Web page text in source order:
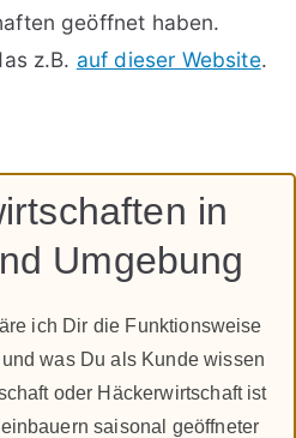
geöffnet haben.
z.B. auf dieser Website.
in
Umgebung
ich Dir die Funktionsweise
was Du als Kunde wissen
oder Häckerwirtschaft ist
saisonal geöffneter